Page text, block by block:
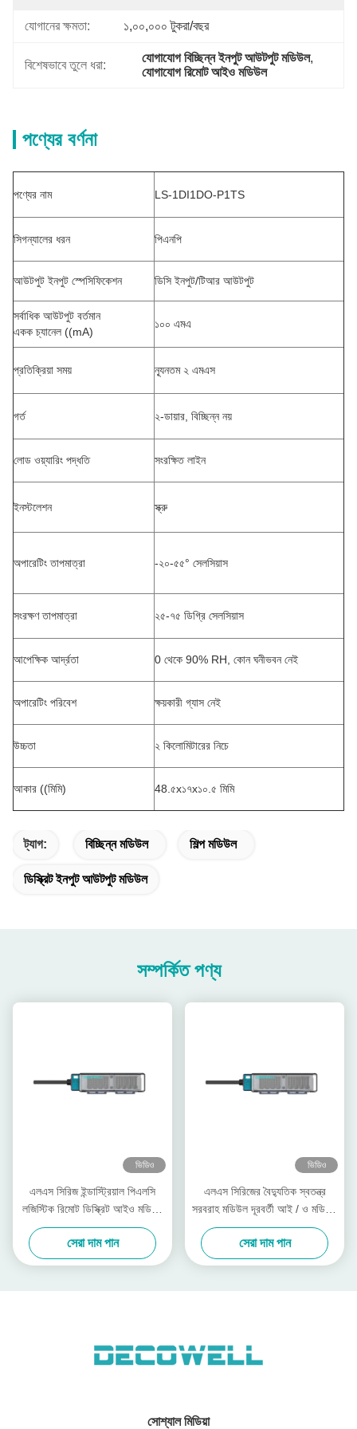
যোগানের ক্ষমতা: ১,০০,০০০ টুকরা/বছর
বিশেষভাবে তুলে ধরা:
যোগাযোগ বিচ্ছিন্ন ইনপুট আউটপুট মডিউল,
যোগাযোগ রিমোট আইও মডিউল
পণ্যের বর্ণনা
পণ্যের নাম LS-1DI1DO-P1TS
সিগন্যালের ধরন পিএনপি
আউটপুট ইনপুট স্পেসিফিকেশন ডিসি ইনপুট/টিআর আউটপুট
সর্বাধিক আউটপুট বর্তমান
একক চ্যানেল ((mA)
১০০ এমএ
প্রতিক্রিয়া সময় ন্যূনতম ২ এমএস
গর্ত ২-ডায়ার, বিচ্ছিন্ন নয়
লোড ওয়্যারিং পদ্ধতি সংরক্ষিত লাইন
ইনস্টলেশন স্ক্রু
অপারেটিং তাপমাত্রা -২০-৫৫° সেলসিয়াস
সংরক্ষণ তাপমাত্রা ২৫-৭৫ ডিগ্রি সেলসিয়াস
আপেক্ষিক আর্দ্রতা 0 থেকে 90% RH, কোন ঘনীভবন নেই
অপারেটিং পরিবেশ ক্ষয়কারী গ্যাস নেই
উচ্চতা ২ কিলোমিটারের নিচে
আকার ((মিমি) 48.৫x১৭x১০.৫ মিমি
ট্যাগ: বিচ্ছিন্ন মডিউল শিল্প মডিউল
ডিস্ক্রিট ইনপুট আউটপুট মডিউল
সম্পর্কিত পণ্য
ভিডিও
এলএস সিরিজ ইন্ডাস্ট্রিয়াল পিএলসি
লজিস্টিক রিমোট ডিস্ক্রিট আইও মডিউল
এলএস-৪ডিআই৪ডিও-পি২এফএস
সেরা দাম পান
ভিডিও
এলএস সিরিজের বৈদ্যুতিক স্বতন্ত্র
সরবরাহ মডিউল দূরবর্তী আই / ও মডিউল
এলএস -8 ডিআই-এন 2 এফএস
সেরা দাম পান
সোশ্যাল মিডিয়া